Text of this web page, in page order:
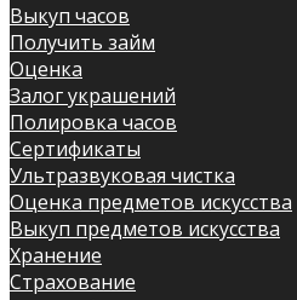
Выкуп часов
Получить займ
Оценка
Залог украшений
Полировка часов
Сертификаты
Ультразвуковая чистка
Оценка предметов искусства
Выкуп предметов искусства
Хранение
Страхование